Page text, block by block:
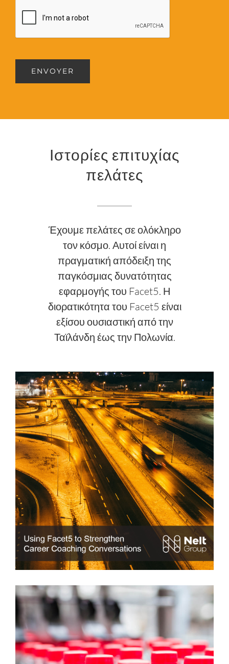
ENVOYER
Ιστορίες επιτυχίας
πελάτες
Έχουμε πελάτες σε ολόκληρο
τον κόσμο. Αυτοί είναι η
πραγματική απόδειξη της
παγκόσμιας δυνατότητας
εφαρμογής του Facet5. Η
διορατικότητα του Facet5 είναι
εξίσου ουσιαστική από την
Ταϊλάνδη έως την Πολωνία.